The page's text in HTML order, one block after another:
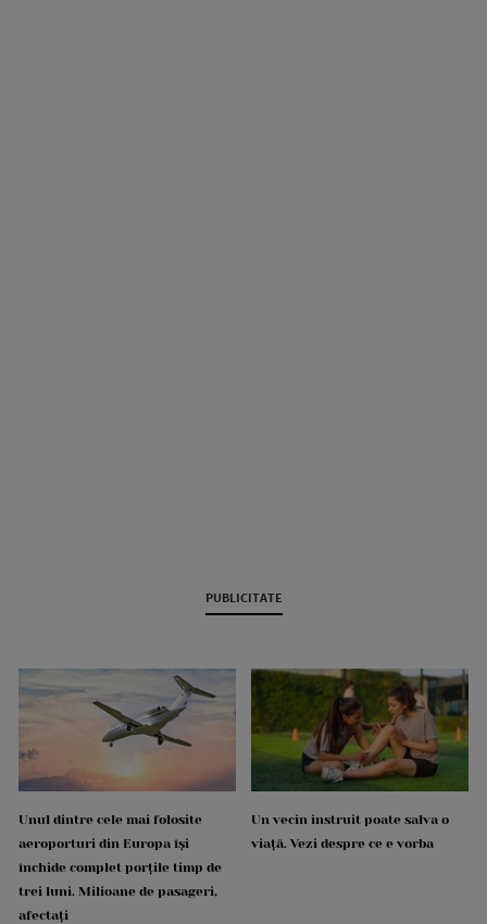
PUBLICITATE
Unul dintre cele mai folosite
aeroporturi din Europa își
închide complet porțile timp de
trei luni. Milioane de pasageri,
afectați
Un vecin instruit poate salva o
viață. Vezi despre ce e vorba